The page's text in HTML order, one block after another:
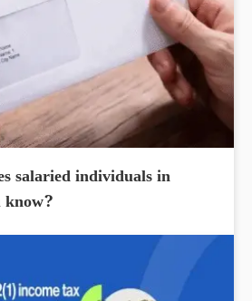
salaried individuals in